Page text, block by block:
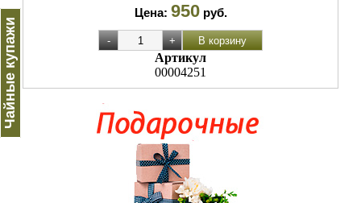
Чайные купажи
Цена: 950 руб.
Артикул
00004251